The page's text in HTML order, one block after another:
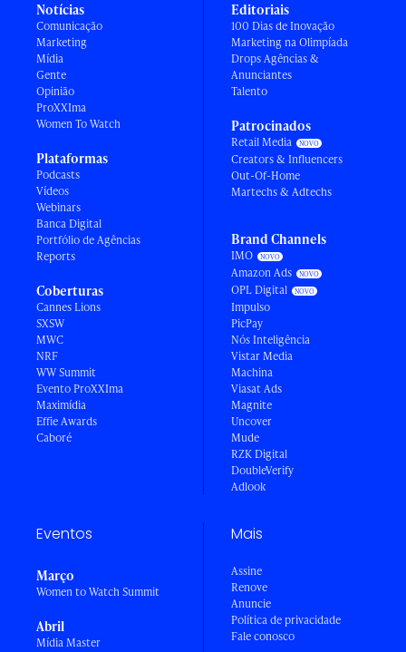
Notícias
Comunicação
Marketing
Mídia
Gente
Opinião
ProXXIma
Women To Watch
Plataformas
Podcasts
Vídeos
Webinars
Banca Digital
Portfólio de Agências
Reports
Coberturas
Cannes Lions
SXSW
MWC
NRF
WW Summit
Evento ProXXIma
Maximídia
Effie Awards
Caboré
Editoriais
100 Dias de Inovação
Marketing na Olimpíada
Drops Agências &
Anunciantes
Talento
Patrocinados
Retail Media
Creators & Influencers
Out-Of-Home
Martechs & Adtechs
Brand Channels
IMO
Amazon Ads
OPL Digital
Impulso
PicPay
Nós Inteligência
Vistar Media
Machina
Viasat Ads
Magnite
Uncover
Mude
RZK Digital
DoubleVerify
Adlook
Eventos
Março
Women to Watch Summit
Abril
Mídia Master
Mais
Assine
Renove
Anuncie
Política de privacidade
Fale conosco